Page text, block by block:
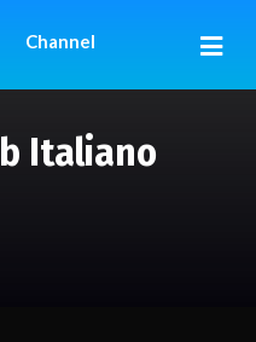
Channel
Italiano